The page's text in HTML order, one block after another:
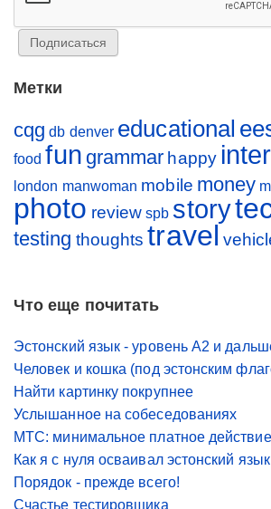
Метки
cqg db denver educational
food fun grammar happy
london manwoman mobile money
photo review spb story
testing thoughts travel
Что еще почитать
Эстонский язык - уровень A2 и
Человек и кошка (под эстонским
Найти картинку покрупнее
Услышанное на собеседованиях
МТС: минимальное платное
Как я с нуля осваивал эстонский язык
Порядок - прежде всего!
Счастье тестировщика